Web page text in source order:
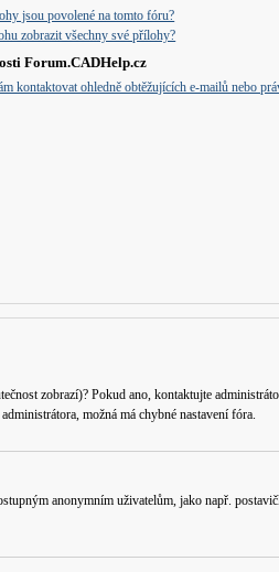
jsou povolené na tomto fóru?
zobrazit všechny své přílohy?
Forum.CADHelp.cz
kontaktovat ohledně obtěžujících e-mailů nebo
zobrazí)? Pokud ano, kontaktujte
možná má chybné nastavení fóra.
anonymním uživatelům, jako např.